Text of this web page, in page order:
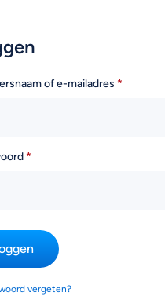
of e-mailadres *
*
vergeten?